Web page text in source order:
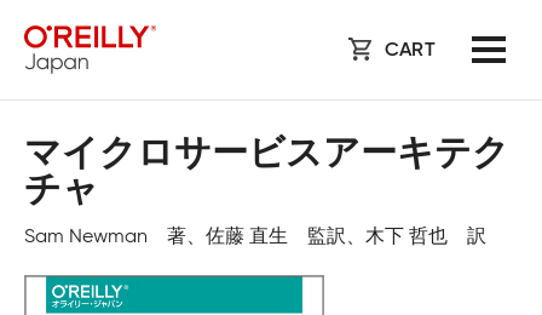
CART
マイクロサービスアーキテク
チャ
Sam Newman 著、佐藤 直生 監訳、木下 哲也 訳